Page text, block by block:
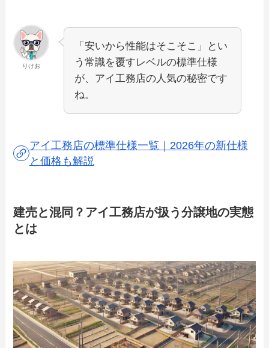
りけお
「安いから性能はそこそこ」とい
う常識を覆すレベルの標準仕様
が、アイ工務店の人気の秘密です
ね。
アイ工務店の標準仕様一覧｜2026年の新仕様
と価格も解説
建売と混同？アイ工務店が扱う分譲地の実態
とは